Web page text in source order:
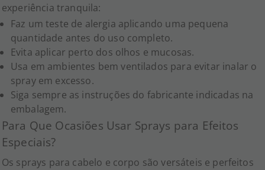
experiência tranquila:
Faz um teste de alergia aplicando uma pequena
quantidade antes do uso completo.
Evita aplicar perto dos olhos e mucosas.
Usa em ambientes bem ventilados para evitar inalar o
spray em excesso.
Siga sempre as instruções do fabricante indicadas na
embalagem.
Para Que Ocasiões Usar Sprays para Efeitos
Especiais?
Os sprays para cabelo e corpo são versáteis e perfeitos